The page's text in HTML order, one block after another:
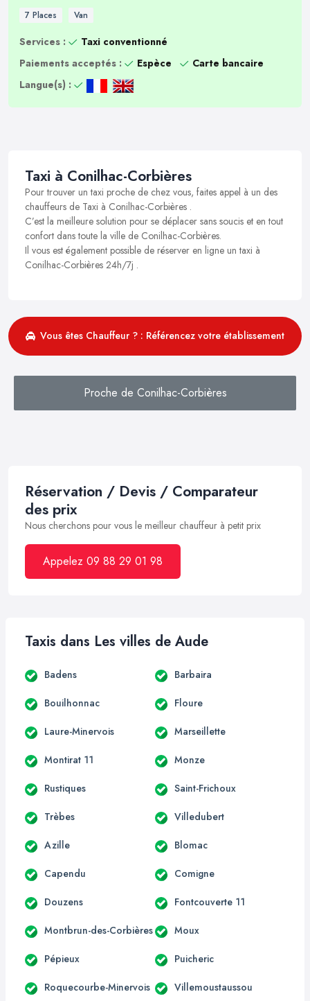
7 Places Van
Services :
Taxi conventionné
Paiements acceptés :
Espèce
Carte bancaire
Langue(s) :
Taxi à Conilhac-Corbières
Pour trouver un taxi proche de chez vous, faites appel à un des
chauffeurs de Taxi à Conilhac-Corbières .
C’est la meilleure solution pour se déplacer sans soucis et en tout
confort dans toute la ville de Conilhac-Corbières.
Il vous est également possible de réserver en ligne un taxi à
Conilhac-Corbières 24h/7j .
Vous êtes Chauffeur ? : Référencez votre établissement
Proche de Conilhac-Corbières
Réservation / Devis / Comparateur
des prix
Nous cherchons pour vous le meilleur chauffeur à petit prix
Appelez 09 88 29 01 98
Taxis dans Les villes de Aude
Badens Barbaira
Bouilhonnac Floure
Laure-Minervois Marseillette
Montirat 11 Monze
Rustiques Saint-Frichoux
Trèbes Villedubert
Azille Blomac
Capendu Comigne
Douzens Fontcouverte 11
Montbrun-des-Corbières Moux
Pépieux Puicheric
Roquecourbe-Minervois Villemoustaussou